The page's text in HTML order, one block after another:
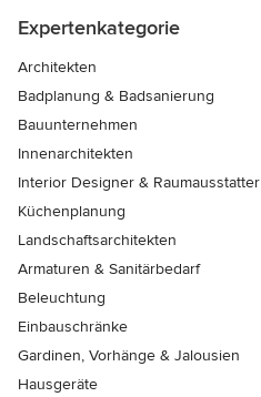
Expertenkategorie
Architekten
Badplanung & Badsanierung
Bauunternehmen
Innenarchitekten
Interior Designer & Raumausstatter
Küchenplanung
Landschaftsarchitekten
Armaturen & Sanitärbedarf
Beleuchtung
Einbauschränke
Gardinen, Vorhänge & Jalousien
Hausgeräte